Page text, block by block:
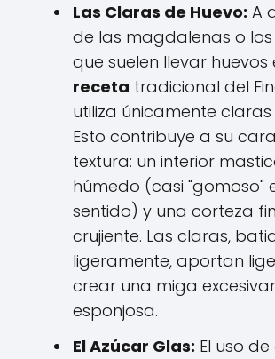
Las Claras de Huevo: A
de las magdalenas o los
que suelen llevar huevos
receta tradicional del
utiliza únicamente claras
Esto contribuye a su
textura: un interior
húmedo (casi "gomoso"
sentido) y una corteza
crujiente. Las claras,
ligeramente, aportan
crear una miga
esponjosa.
El Azúcar Glas: El uso